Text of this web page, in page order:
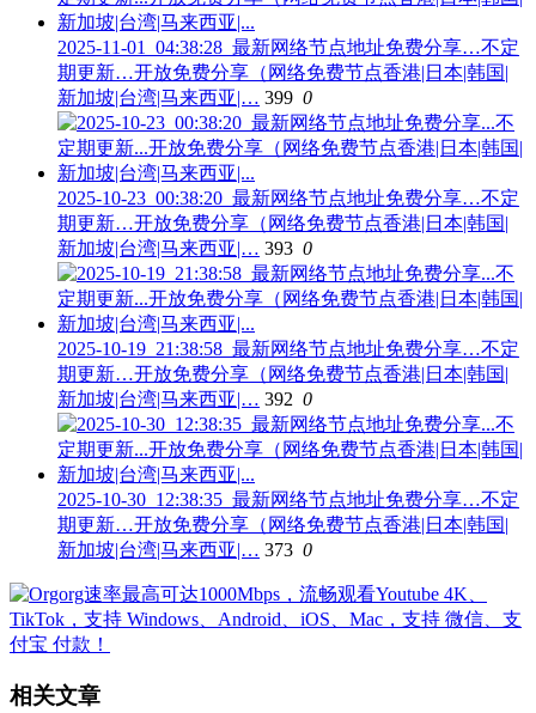
2025-11-01_04:38:28_最新网络节点地址免费分享…不定
期更新…开放免费分享（网络免费节点香港|日本|韩国|
新加坡|台湾|马来西亚|… 399 0
2025-10-23_00:38:20_最新网络节点地址免费分享…不定
期更新…开放免费分享（网络免费节点香港|日本|韩国|
新加坡|台湾|马来西亚|… 393 0
2025-10-19_21:38:58_最新网络节点地址免费分享…不定
期更新…开放免费分享（网络免费节点香港|日本|韩国|
新加坡|台湾|马来西亚|… 392 0
2025-10-30_12:38:35_最新网络节点地址免费分享…不定
期更新…开放免费分享（网络免费节点香港|日本|韩国|
新加坡|台湾|马来西亚|… 373 0
相关文章